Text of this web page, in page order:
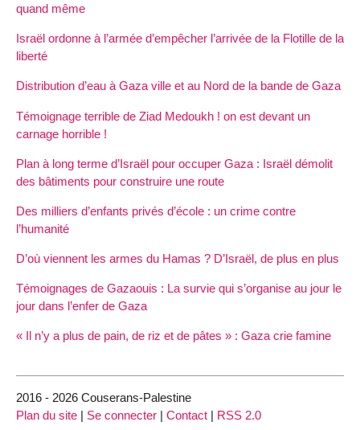
quand même
Israël ordonne à l’armée d’empêcher l’arrivée de la Flotille de la
liberté
Distribution d’eau à Gaza ville et au Nord de la bande de Gaza
Témoignage terrible de Ziad Medoukh ! on est devant un
carnage horrible !
Plan à long terme d’Israël pour occuper Gaza : Israël démolit
des bâtiments pour construire une route
Des milliers d’enfants privés d’école : un crime contre
l’humanité
D’où viennent les armes du Hamas ? D’Israël, de plus en plus
Témoignages de Gazaouis : La survie qui s’organise au jour le
jour dans l’enfer de Gaza
« Il n’y a plus de pain, de riz et de pâtes » : Gaza crie famine
2016 - 2026 Couserans-Palestine
Plan du site | Se connecter | Contact | RSS 2.0